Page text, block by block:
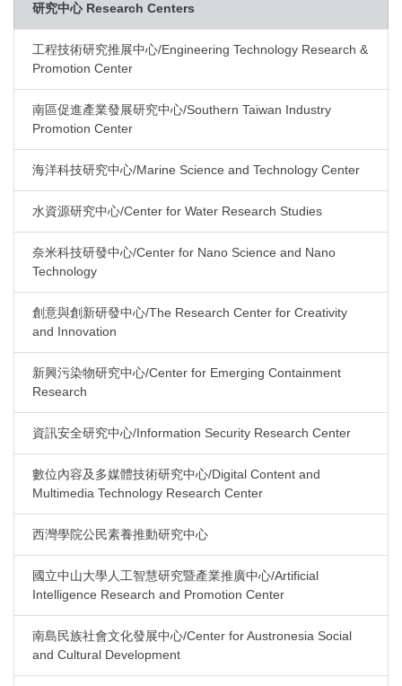
研究中心 Research Centers
工程技術研究推展中心/Engineering Technology Research &
Promotion Center
南區促進產業發展研究中心/Southern Taiwan Industry
Promotion Center
海洋科技研究中心/Marine Science and Technology Center
水資源研究中心/Center for Water Research Studies
奈米科技研發中心/Center for Nano Science and Nano
Technology
創意與創新研發中心/The Research Center for Creativity
and Innovation
新興污染物研究中心/Center for Emerging Containment
Research
資訊安全研究中心/Information Security Research Center
數位內容及多媒體技術研究中心/Digital Content and
Multimedia Technology Research Center
西灣學院公民素養推動研究中心
國立中山大學人工智慧研究暨產業推廣中心/Artificial
Intelligence Research and Promotion Center
南島民族社會文化發展中心/Center for Austronesia Social
and Cultural Development